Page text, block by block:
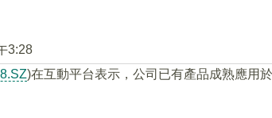
3:28
)在互動平台表示，公司已有產品成熟應用